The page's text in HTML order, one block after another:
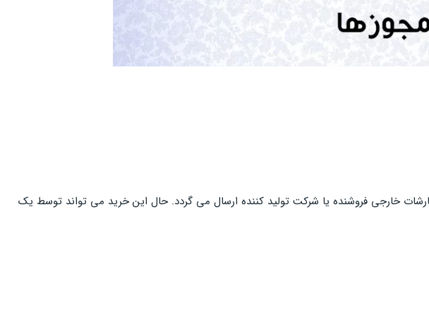
خارجی فروشنده یا شرکت تولید کننده ارسال می گردد. حال این خرید می تواند توسط یک